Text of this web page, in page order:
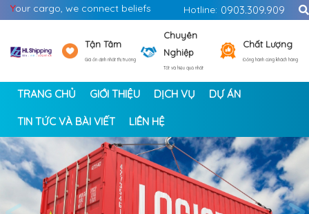
Your cargo, we connect beliefs Hotline: 0903.309.909
Tận Tâm
Giá ổn định nhất thị trường
Chuyên
Nghiệp
Tốt và hiệu quả nhất
Chất Lượng
Đồng hành cùng khách hàng
TRANG CHỦ GIỚI THIỆU DỊCH VỤ DỰ ÁN
TIN TỨC VÀ BÀI VIẾT LIÊN HỆ